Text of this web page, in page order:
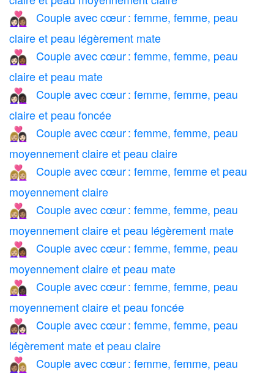
👩🏻‍❤️‍👩🏽 Couple avec cœur : femme, femme, peau
claire et peau légèrement mate
👩🏻‍❤️‍👩🏾 Couple avec cœur : femme, femme, peau
claire et peau mate
👩🏻‍❤️‍👩🏿 Couple avec cœur : femme, femme, peau
claire et peau foncée
👩🏼‍❤️‍👩🏻 Couple avec cœur : femme, femme, peau
moyennement claire et peau claire
👩🏼‍❤️‍👩🏼 Couple avec cœur : femme, femme et peau
moyennement claire
👩🏼‍❤️‍👩🏽 Couple avec cœur : femme, femme, peau
moyennement claire et peau légèrement mate
👩🏼‍❤️‍👩🏾 Couple avec cœur : femme, femme, peau
moyennement claire et peau mate
👩🏼‍❤️‍👩🏿 Couple avec cœur : femme, femme, peau
moyennement claire et peau foncée
👩🏽‍❤️‍👩🏻 Couple avec cœur : femme, femme, peau
légèrement mate et peau claire
👩🏽‍❤️‍👩🏼 Couple avec cœur : femme, femme, peau